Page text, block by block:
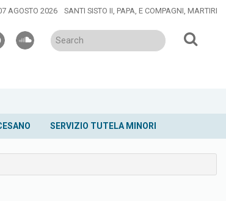
AGOSTO 2026 SANTI SISTO II, PAPA, E COMPAGNI, MARTIRI
soundcloud
SERVIZIO TUTELA MINORI